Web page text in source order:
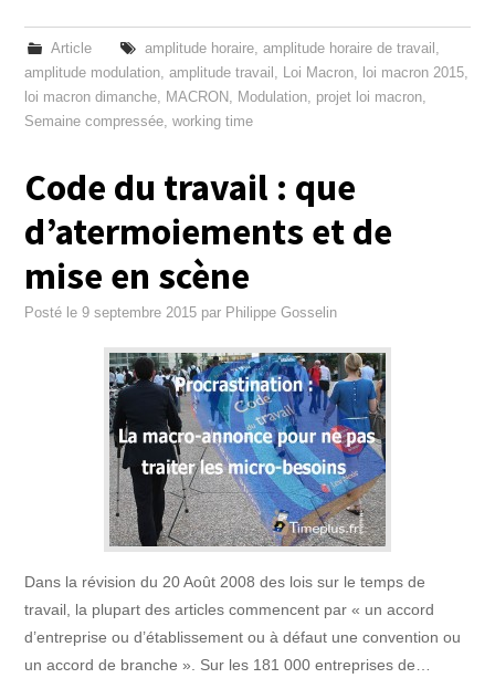
Article amplitude horaire, amplitude horaire de travail ,
amplitude modulation,amplitude travail , Loi Macron, loi macron 2015,
loi macron dimanche, MACRON, Modulation, projet loi macron,
Semaine compressée,working time
Code du travail : que
d’atermoiements et de
mise en scène
Posté le9 septembre 2015 par Philippe Gosselin
Dans la révision du 20 Août 2008 des lois sur le temps de
travail, la plupart des articles commencent par « un accord
d’entreprise ou d’établissement ou à défaut une convention ou
un accord de branche ». Sur les 181 000 entreprises de…